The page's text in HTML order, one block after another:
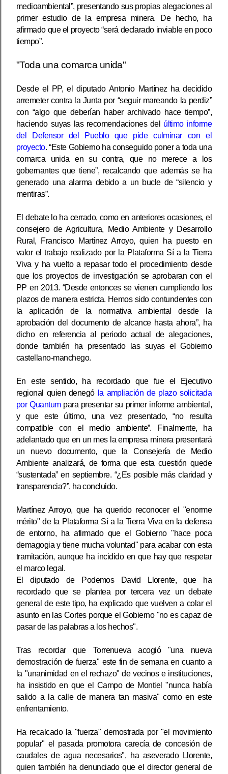
medioambiental”, presentando sus propias alegaciones al
primer estudio de la empresa minera. De hecho, ha
afirmado que el proyecto “será declarado inviable en poco
tiempo”.
"Toda una comarca unida"
Desde el PP, el diputado Antonio Martínez ha decidido
arremeter contra la Junta por “seguir mareando la perdiz”
con “algo que deberían haber archivado hace tiempo”,
haciendo suyas las recomendaciones del último informe
del Defensor del Pueblo que pide culminar con el
proyecto. “Este Gobierno ha conseguido poner a toda una
comarca unida en su contra, que no merece a los
gobernantes que tiene”, recalcando que además se ha
generado una alarma debido a un bucle de “silencio y
mentiras”.
El debate lo ha cerrado, como en anteriores ocasiones, el
consejero de Agricultura, Medio Ambiente y Desarrollo
Rural, Francisco Martínez Arroyo, quien ha puesto en
valor el trabajo realizado por la Plataforma Sí a la Tierra
Viva y ha vuelto a repasar todo el procedimiento desde
que los proyectos de investigación se aprobaran con el
PP en 2013. “Desde entonces se vienen cumpliendo los
plazos de manera estricta. Hemos sido contundentes con
la aplicación de la normativa ambiental desde la
aprobación del documento de alcance hasta ahora”, ha
dicho en referencia al periodo actual de alegaciones,
donde también ha presentado las suyas el Gobierno
castellano-manchego.
En este sentido, ha recordado que fue el Ejecutivo
regional quien denegó la ampliación de plazo solicitada
por Quantumpara presentar su primer informe ambiental,
y que este último, una vez presentado, “no resulta
compatible con el medio ambiente”. Finalmente, ha
adelantado que en un mes la empresa minera presentará
un nuevo documento, que la Consejería de Medio
Ambiente analizará, de forma que esta cuestión quede
“sustentada” en septiembre. “¿Es posible más claridad y
transparencia?”, ha concluido.
Martínez Arroyo, que ha querido reconocer el "enorme
mérito" de la Plataforma Sí a la Tierra Viva en la defensa
de entorno, ha afirmado que el Gobierno "hace poca
demagogia y tiene mucha voluntad" para acabar con esta
tramitación, aunque ha incidido en que hay que respetar
el marco legal.
El diputado de Podemos David Llorente, que ha
recordado que se plantea por tercera vez un debate
general de este tipo, ha explicado que vuelven a colar el
asunto en las Cortes porque el Gobierno "no es capaz de
pasar de las palabras a los hechos".
Tras recordar que Torrenueva acogió "una nueva
demostración de fuerza" este fin de semana en cuanto a
la "unanimidad en el rechazo" de vecinos e instituciones,
ha insistido en que el Campo de Montiel "nunca había
salido a la calle de manera tan masiva" como en este
enfrentamiento.
Ha recalcado la "fuerza" demostrada por "el movimiento
popular" el pasada promotora carecía de concesión de
caudales de agua necesarios", ha aseverado Llorente,
quien también ha denunciado que el director general de